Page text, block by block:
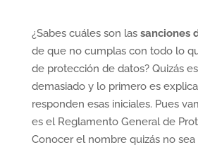
¿Sabes cuáles son las sanciones
de que no cumplas con todo lo
de protección de datos? Quizás
demasiado y lo primero es
responden esas iniciales. Pues
es el Reglamento General de
Conocer el nombre quizás no